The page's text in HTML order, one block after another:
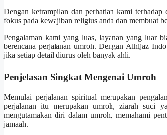
Dengan ketrampilan dan perhatian kami
fokus pada kewajiban religius anda dan membuat
Pengalaman kami yang luas, layanan yang luar
berencana perjalanan umroh. Dengan Alhijaz
jika setiap detail diurus oleh banyak ahli.
Penjelasan Singkat Mengenai Umroh
Memulai perjalanan spiritual merupakan
perjalanan itu merupakan umroh, ziarah suci
mengutamakan diri dalam umroh, memahami
jamaah.